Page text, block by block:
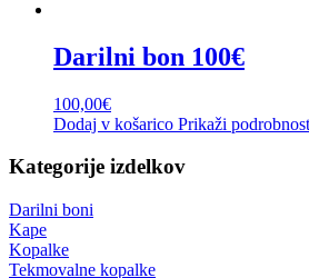
Darilni bon 100€
100,00€
Dodaj v košarico Prikaži
Kategorije izdelkov
Darilni boni
Kape
Kopalke
Tekmovalne kopalke